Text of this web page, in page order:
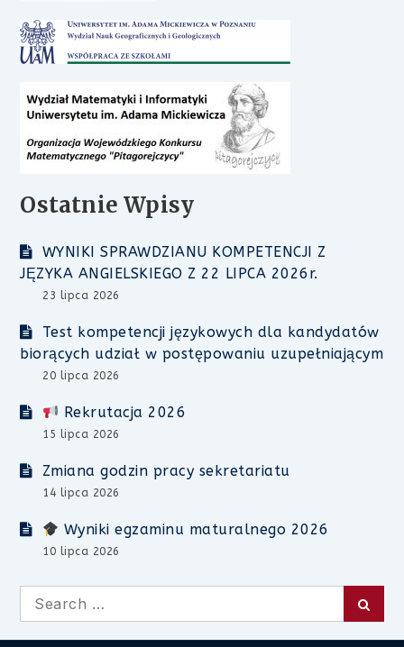
Ostatnie Wpisy
WYNIKI SPRAWDZIANU KOMPETENCJI Z
JĘZYKA ANGIELSKIEGO Z 22 LIPCA 2026r.
23 lipca 2026
Test kompetencji językowych dla kandydatów
biorących udział w postępowaniu uzupełniającym
20 lipca 2026
Rekrutacja 2026
15 lipca 2026
Zmiana godzin pracy sekretariatu
14 lipca 2026
Wyniki egzaminu maturalnego 2026
10 lipca 2026
Search
for: